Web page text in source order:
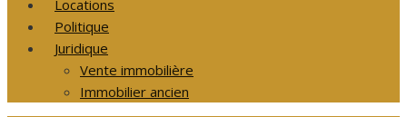
Locations
Politique
Juridique
Vente immobilière
Immobilier ancien